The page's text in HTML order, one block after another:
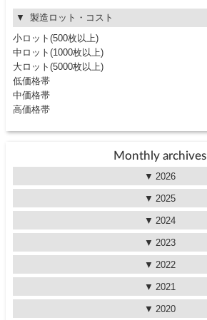
製造ロット・コスト
小ロット(500枚以上)
中ロット(1000枚以上)
大ロット(5000枚以上)
低価格帯
中価格帯
高価格帯
Monthly archives
2026
2025
2024
2023
2022
2021
2020